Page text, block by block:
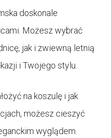
doskonale
Możesz wybrać
jak i zwiewną letnią
i Twojego stylu.
na koszulę i jak
możesz cieszyć
wyglądem.